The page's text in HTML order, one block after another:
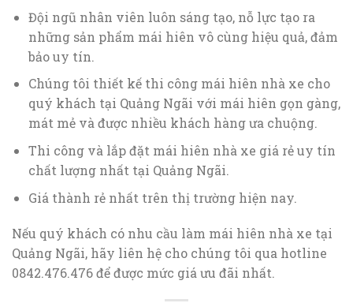
Đội ngũ nhân viên luôn sáng tạo, nỗ lực tạo ra
những sản phẩm mái hiên vô cùng hiệu quả, đảm
bảo uy tín.
Chúng tôi thiết kế thi công mái hiên nhà xe cho
quý khách tại Quảng Ngãi với mái hiên gọn gàng,
mát mẻ và được nhiều khách hàng ưa chuộng.
Thi công và lắp đặt mái hiên nhà xe giá rẻ uy tín
chất lượng nhất tại Quảng Ngãi.
Giá thành rẻ nhất trên thị trường hiện nay.
Nếu quý khách có nhu cầu làm mái hiên nhà xe tại
Quảng Ngãi, hãy liên hệ cho chúng tôi qua hotline
0842.476.476 để được mức giá ưu đãi nhất.